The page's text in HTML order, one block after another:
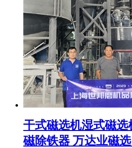
干式磁选机湿式磁
磁除铁器 万达业磁选